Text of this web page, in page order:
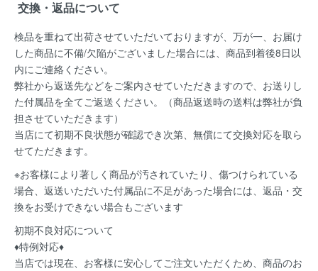
交換・返品について
検品を重ねて出荷させていただいておりますが、万が一、お届け
した商品に不備/欠陥がございました場合には、 商品到着後8日以
内にご連絡ください。
弊社から返送先などをご案内させていただきますので、お送りし
た付属品を全てご返送ください。（商品返送時の送料は弊社が負
担させていただきます）
当店にて初期不良状態が確認でき次第、無償にて交換対応を取ら
せてただきます。
※お客様により著しく商品が汚されていたり、傷つけられている
場合、返送いただいた付属品に不足があった場合には、返品・交
換をお受けできない場合もございます
初期不良対応について
♦特例対応♦
当店では現在、お客様に安心してご注文いただくため、商品のお